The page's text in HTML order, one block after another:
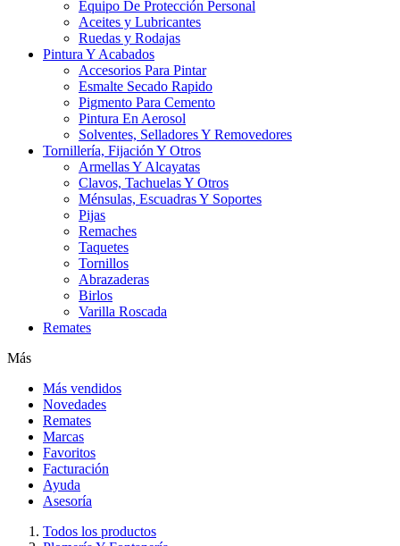
Equipo De Protección Personal
Aceites y Lubricantes
Ruedas y Rodajas
Pintura Y Acabados
Accesorios Para Pintar
Esmalte Secado Rapido
Pigmento Para Cemento
Pintura En Aerosol
Solventes, Selladores Y Removedores
Tornillería, Fijación Y Otros
Armellas Y Alcayatas
Clavos, Tachuelas Y Otros
Ménsulas, Escuadras Y Soportes
Pijas
Remaches
Taquetes
Tornillos
Abrazaderas
Birlos
Varilla Roscada
Remates
Más
Más vendidos
Novedades
Remates
Marcas
Favoritos
Facturación
Ayuda
Asesoría
Todos los productos